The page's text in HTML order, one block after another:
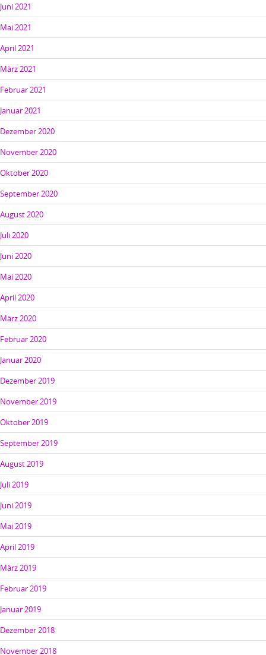
Juni 2021
Mai 2021
April 2021
März 2021
Februar 2021
Januar 2021
Dezember 2020
November 2020
Oktober 2020
September 2020
August 2020
Juli 2020
Juni 2020
Mai 2020
April 2020
März 2020
Februar 2020
Januar 2020
Dezember 2019
November 2019
Oktober 2019
September 2019
August 2019
Juli 2019
Juni 2019
Mai 2019
April 2019
März 2019
Februar 2019
Januar 2019
Dezember 2018
November 2018